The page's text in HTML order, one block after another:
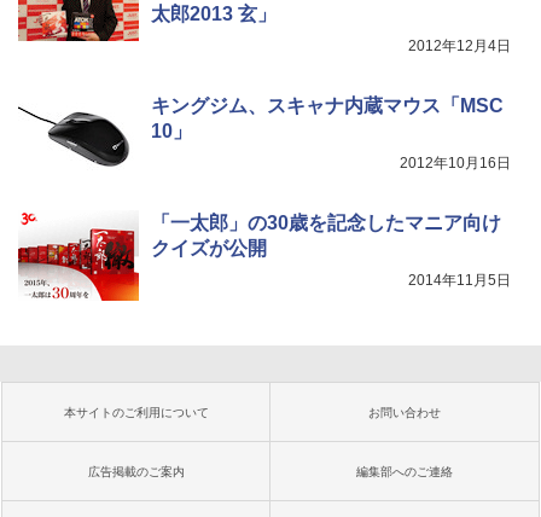
太郎2013 玄」
2012年12月4日
キングジム、スキャナ内蔵マウス「MSC
10」
2012年10月16日
「一太郎」の30歳を記念したマニア向け
クイズが公開
2014年11月5日
本サイトのご利用について お問い合わせ
広告掲載のご案内 編集部へのご連絡